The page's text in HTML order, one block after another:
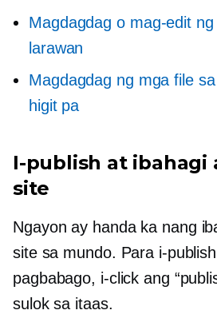
Magdagdag o mag-edit
larawan
Magdagdag ng mga file
higit pa
I-publish at ibahagi
site
Ngayon ay handa ka nang
site sa mundo. Para i-
pagbabago, i-click ang
sulok sa itaas.